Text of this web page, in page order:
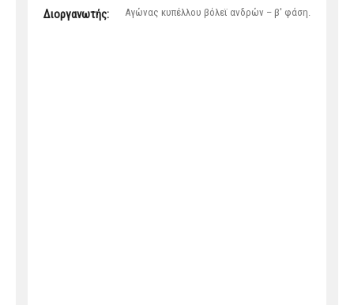
Διοργανωτής: Αγώνας κυπέλλου βόλεϊ ανδρών – β' φάση.